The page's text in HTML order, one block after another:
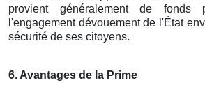
provient généralement de fonds
l'engagement dévouement de l'État
sécurité de ses citoyens.
6. Avantages de la Prime